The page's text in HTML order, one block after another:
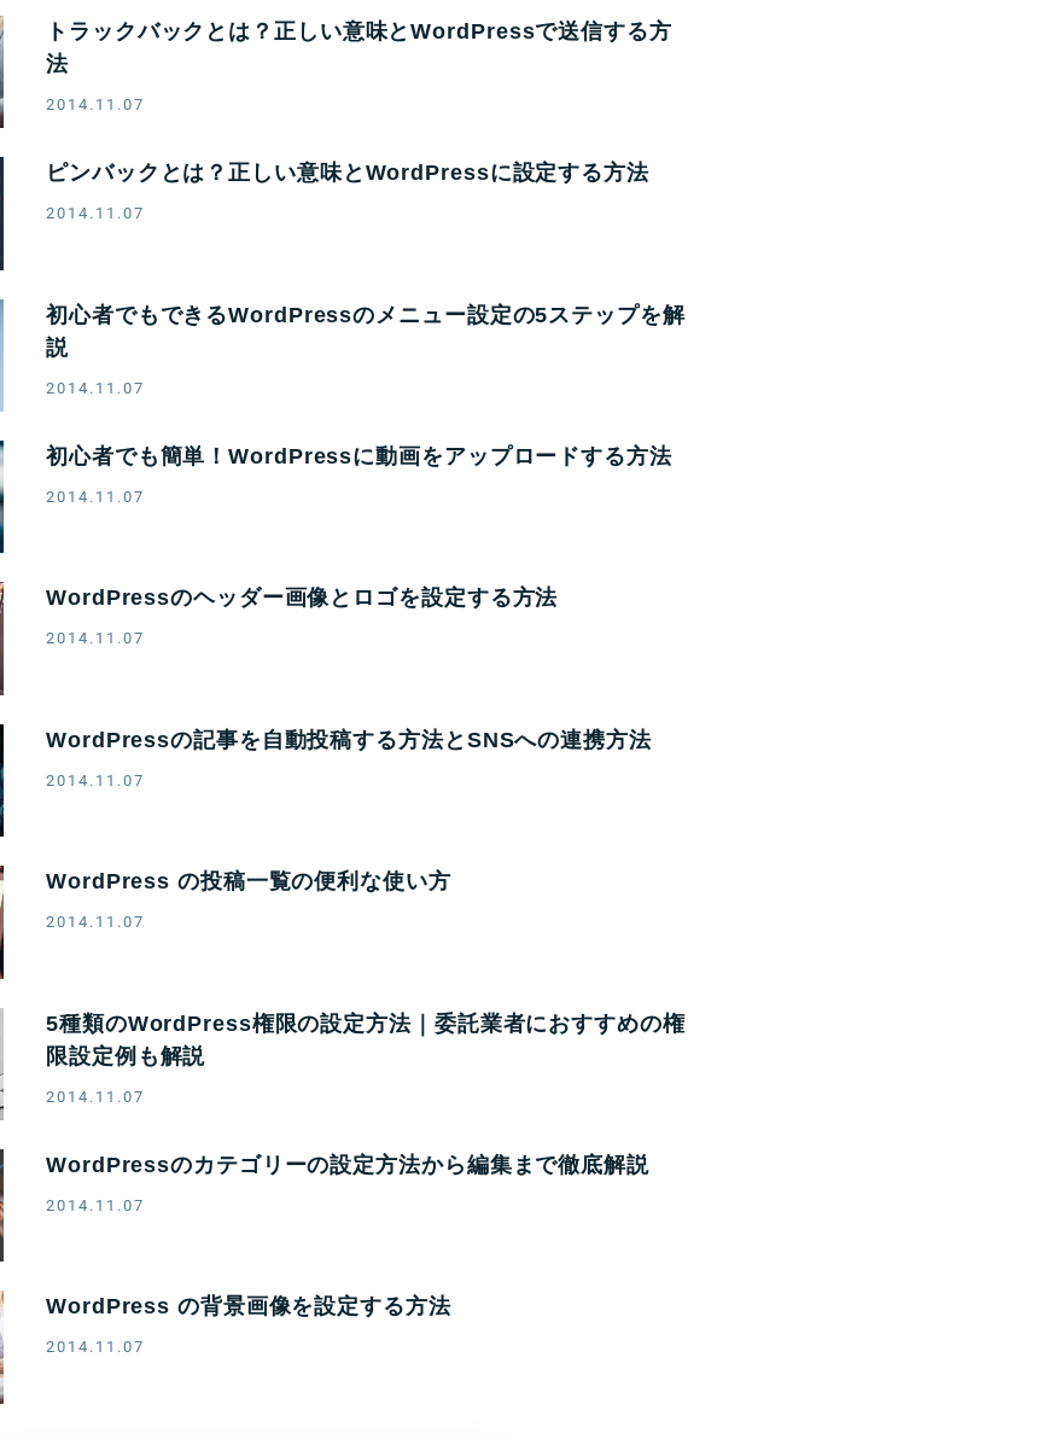
トラックバックとは？正しい意味とWordPressで送信する方
法
2014.11.07
ピンバックとは？正しい意味とWordPressに設定する方法
2014.11.07
初心者でもできるWordPressのメニュー設定の5ステップを解
説
2014.11.07
初心者でも簡単！WordPressに動画をアップロードする方法
2014.11.07
WordPressのヘッダー画像とロゴを設定する方法
2014.11.07
WordPressの記事を自動投稿する方法とSNSへの連携方法
2014.11.07
WordPress の投稿一覧の便利な使い方
2014.11.07
5種類のWordPress権限の設定方法｜委託業者におすすめの権
限設定例も解説
2014.11.07
WordPressのカテゴリーの設定方法から編集まで徹底解説
2014.11.07
WordPress の背景画像を設定する方法
2014.11.07